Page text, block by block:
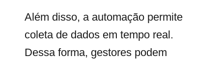
Além disso, a automação permite
coleta de dados em tempo real.
Dessa forma, gestores podem